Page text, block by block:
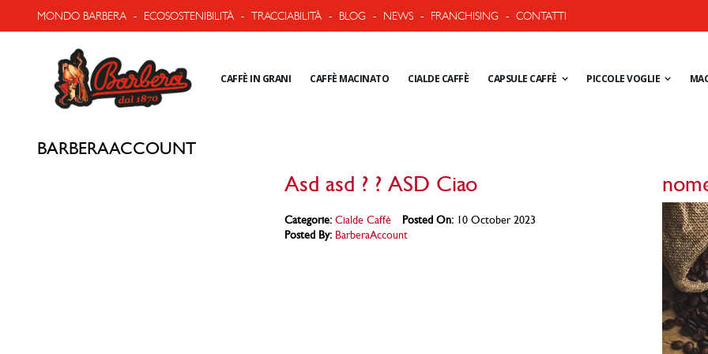
MONDO BARBERA - ECOSOSTENIBILITÀ - TRACCIABILITÀ - BLOG - NEWS - FRANCHISING - CONTATTI
CAFFÈ IN GRANI CAFFÈ MACINATO CIALDE CAFFÈ CAPSULE CAFFÈ PICCOLE VOGLIE
BARBERAACCOUNT
Asd asd ? ? ASD Ciao
Categorie: Cialde Caffè Posted On:10 October 2023
Posted By: BarberaAccount